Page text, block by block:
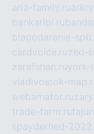
aria-family.ru
bankaribi.ru
blagodarenie-
cardvoice.ruzed-
zarafshan.ruyork-
vladivostok-
webamator.ru
trade-farm.ru
spayderhed-